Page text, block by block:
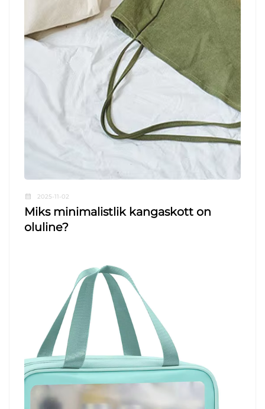
2025-11-02
Miks minimalistlik kangaskott on
oluline?